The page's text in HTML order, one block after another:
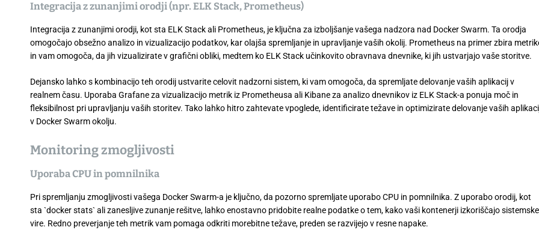
Integracija z zunanjimi orodji (npr. ELK Stack, Prometheus)
Integracija z zunanjimi orodji, kot sta ELK Stack ali Prometheus, je ključna za izboljšanje vašega nadzora nad Docker Swarm. Ta orodja
omogočajo obsežno analizo in vizualizacijo podatkov, kar olajša spremljanje in upravljanje vaših okolij. Prometheus na primer zbira
in vam omogoča, da jih vizualizirate v grafični obliki, medtem ko ELK Stack učinkovito obravnava dnevnike, ki jih ustvarjajo vaše storitve.
Dejansko lahko s kombinacijo teh orodij ustvarite celovit nadzorni sistem, ki vam omogoča, da spremljate delovanje vaših aplikacij v
realnem času. Uporaba Grafane za vizualizacijo metrik iz Prometheusa ali Kibane za analizo dnevnikov iz ELK Stack-a ponuja moč in
fleksibilnost pri upravljanju vaših storitev. Tako lahko hitro zahtevate vpoglede, identificirate težave in optimizirate delovanje vaših
v Docker Swarm okolju.
Monitoring zmogljivosti
Uporaba CPU in pomnilnika
Pri spremljanju zmogljivosti vašega Docker Swarm-a je ključno, da pozorno spremljate uporabo CPU in pomnilnika. Z uporabo orodij, kot
sta `docker stats` ali zanesljive zunanje rešitve, lahko enostavno pridobite realne podatke o tem, kako vaši kontenerji izkoriščajo sistemske
vire. Redno preverjanje teh metrik vam pomaga odkriti morebitne težave, preden se razvijejo v resne napake.